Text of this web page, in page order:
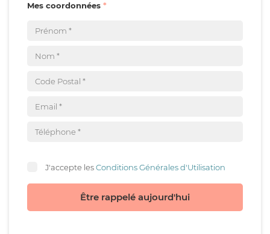
Mes coordonnées
J'accepte lesConditions Générales d'Utilisation
Être rappelé aujourd'hui